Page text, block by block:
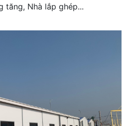
tăng, Nhà lắp ghép...